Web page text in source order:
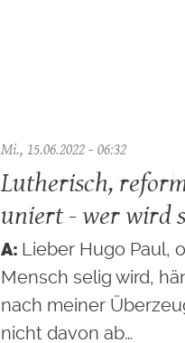
Mi., 15.06.2022 - 06:32
Lutherisch,
uniert - wer wird
Lieber Hugo Paul,
Mensch selig wird,
nach meiner
nicht davon ab…